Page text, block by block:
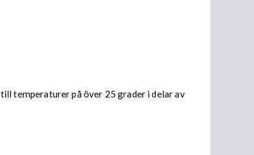
temperaturer på över 25 grader i delar av